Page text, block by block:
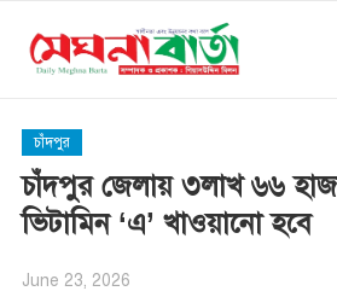
চাঁদপুর
চাঁদপুর জেলায় ৩লাখ ৬৬
ভিটামিন ‘এ’ খাওয়ানো হবে
June 23, 2026